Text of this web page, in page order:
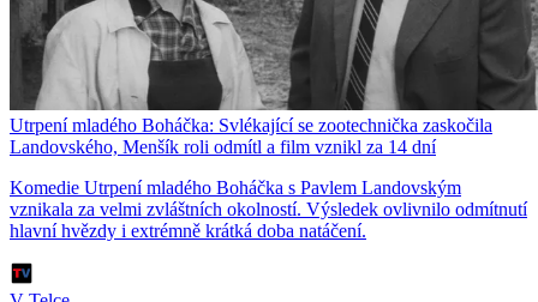
Utrpení mladého Boháčka: Svlékající se zootechnička zaskočila
Landovského, Menšík roli odmítl a film vznikl za 14 dní
Komedie Utrpení mladého Boháčka s Pavlem Landovským
vznikala za velmi zvláštních okolností. Výsledek ovlivnilo odmítnutí
hlavní hvězdy i extrémně krátká doba natáčení.